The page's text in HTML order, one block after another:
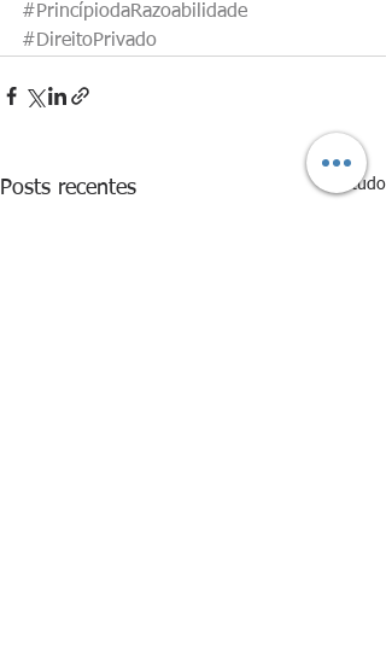
#PrincípiodaRazoabilidade
#DireitoPrivado
Posts recentes Ver tudo